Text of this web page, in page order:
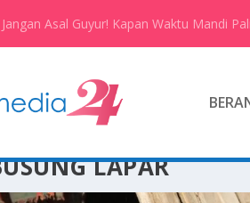
Jangan Asal Guyur! Kapan Waktu Mandi
LAPAR